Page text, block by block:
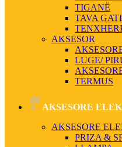
TIGANË
TAVA
AKSESOR
LUGE/
TERMUS
AKSESORE
AKSESORE
PRIZA &